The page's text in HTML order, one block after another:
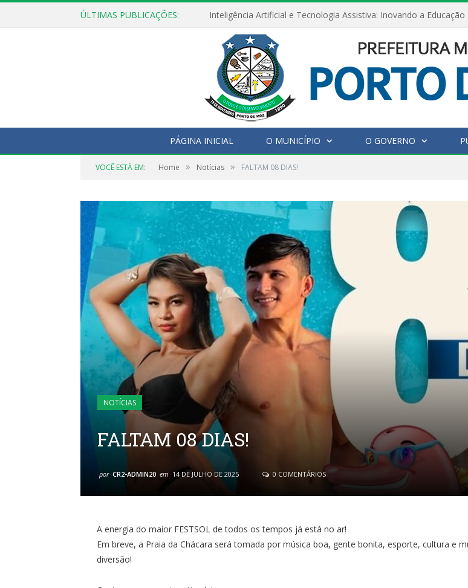
ÚLTIMAS PUBLICAÇÕES:
PÁGINA INICIAL O MUNICÍPIO O GOVERNO
VOCÊ ESTÁ EM: Home » Notícias » FALTAM 08 DIAS!
NOTÍCIAS
FALTAM 08 DIAS!
por CR2-ADMIN20 em 14 DE JULHO DE 2025 0 COMENTÁRIOS
A energia do maior FESTSOL de todos os tempos já está no ar!
Em breve, a Praia da Chácara será tomada por música boa, gente bonita, esporte, cultura e
diversão!